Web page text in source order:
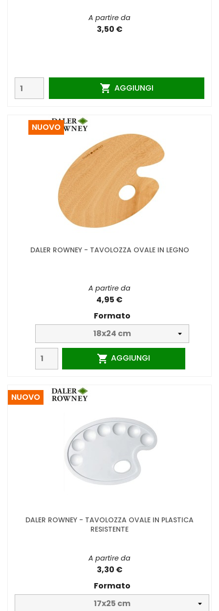
A partire da
3,50 €
 AGGIUNGI
DALER ROWNEY - TAVOLOZZA OVALE IN LEGNO
A partire da
4,95 €
Formato
 AGGIUNGI
NUOVO
DALER ROWNEY - TAVOLOZZA OVALE IN PLASTICA
RESISTENTE
A partire da
3,30 €
Formato
NUOVO